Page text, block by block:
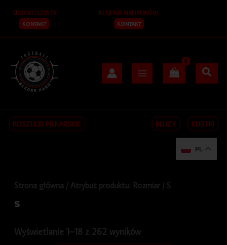
treści
SKUP KOSZULEK
KONTAKT
KLEJENIE NADRUKÓW
KONTAKT
KOSZULKI PIŁKARSKIE BLUZY KURTKI
u
Strona główna / Atrybut produktu: Rozmiar / S
S
Wyświetlanie 1–18 z 262 wyników
według
najnowszych
PL